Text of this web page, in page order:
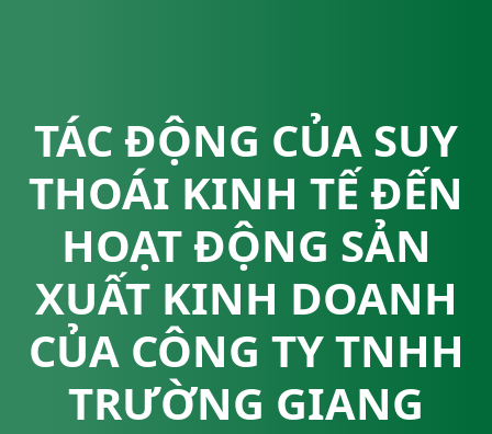
TÁC ĐỘNG CỦA SUY
THOÁI KINH TẾ ĐẾN
HOẠT ĐỘNG SẢN
XUẤT KINH DOANH
CỦA CÔNG TY TNHH
TRƯỜNG GIANG